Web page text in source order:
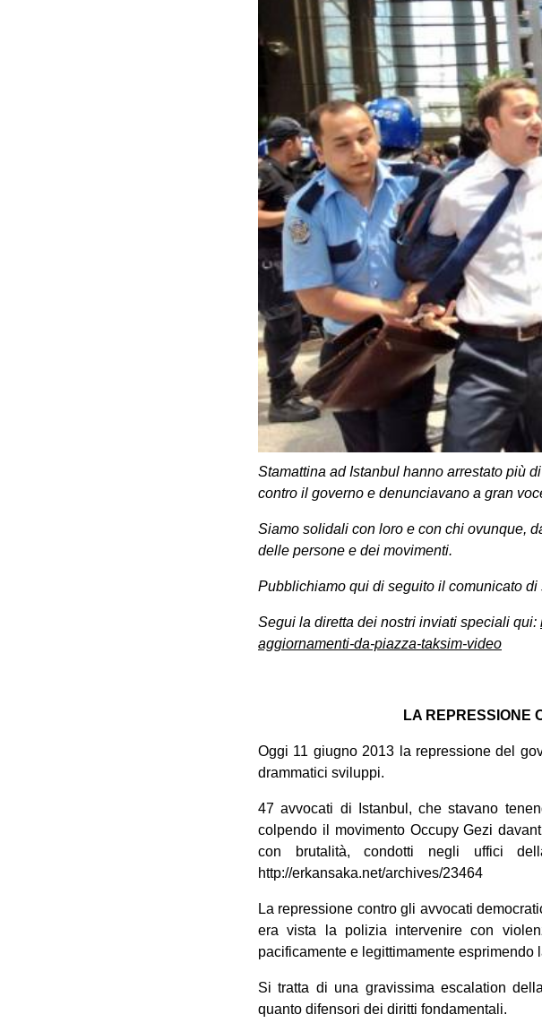
Stamattina ad Istanbul hanno arrestato più
contro il governo e denunciavano a gran
Siamo solidali con loro e con chi ovunque,
delle persone e dei movimenti.
Pubblichiamo qui di seguito il comunicato
Segui la diretta dei nostri inviati speciali qui:
aggiornamenti-da-piazza-taksim-video
LA REPRESSIONE
Oggi 11 giugno 2013 la repressione del
drammatici sviluppi.
47 avvocati di Istanbul, che stavano
colpendo il movimento Occupy Gezi
con brutalità, condotti negli uffici
http://erkansaka.net/archives/23464
La repressione contro gli avvocati
era vista la polizia intervenire con
pacificamente e legittimamente esprimendo
Si tratta di una gravissima escalation
quanto difensori dei diritti fondamentali.